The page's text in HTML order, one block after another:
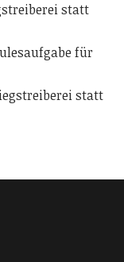
statt
für
statt